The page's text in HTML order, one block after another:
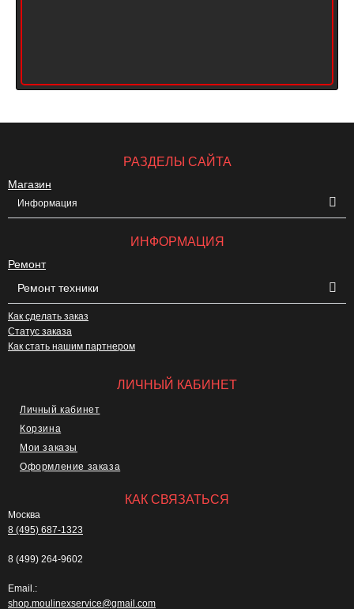
РАЗДЕЛЫ САЙТА
Магазин
Информация
ИНФОРМАЦИЯ
Ремонт
Ремонт техники
Как сделать заказ
Статус заказа
Как стать нашим партнером
ЛИЧНЫЙ КАБИНЕТ
Личный кабинет
Корзина
Мои заказы
Оформление заказа
КАК СВЯЗАТЬСЯ
Москва
8 (495) 687-1323
8 (499) 264-9602
Email.:
shop.moulinexservice@gmail.com